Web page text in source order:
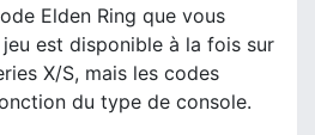
Elden Ring que vous
est disponible à la fois sur
X/S, mais les codes
du type de console.